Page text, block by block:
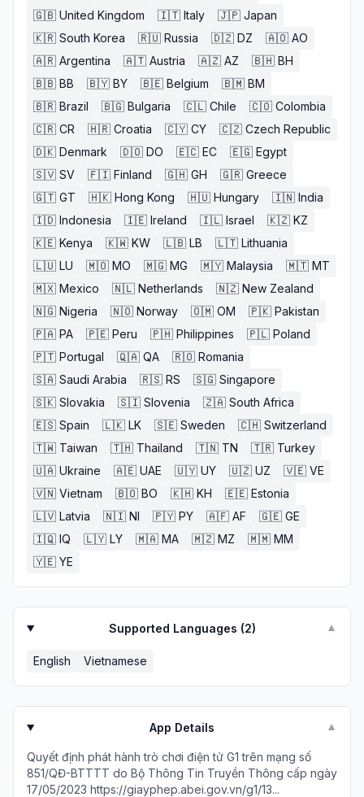
🇬🇧 United Kingdom 🇮🇹 Italy 🇯🇵 Japan
🇰🇷 South Korea 🇷🇺 Russia 🇩🇿 DZ 🇦🇴 AO
🇦🇷 Argentina 🇦🇹 Austria 🇦🇿 AZ 🇧🇭 BH
🇧🇧 BB 🇧🇾 BY 🇧🇪 Belgium 🇧🇲 BM
🇧🇷 Brazil 🇧🇬 Bulgaria 🇨🇱 Chile 🇨🇴 Colombia
🇨🇷 CR 🇭🇷 Croatia 🇨🇾 CY 🇨🇿 Czech Republic
🇩🇰 Denmark 🇩🇴 DO 🇪🇨 EC 🇪🇬 Egypt
🇸🇻 SV 🇫🇮 Finland 🇬🇭 GH 🇬🇷 Greece
🇬🇹 GT 🇭🇰 Hong Kong 🇭🇺 Hungary 🇮🇳 India
🇮🇩 Indonesia 🇮🇪 Ireland 🇮🇱 Israel 🇰🇿 KZ
🇰🇪 Kenya 🇰🇼 KW 🇱🇧 LB 🇱🇹 Lithuania
🇱🇺 LU 🇲🇴 MO 🇲🇬 MG 🇲🇾 Malaysia 🇲🇹 MT
🇲🇽 Mexico 🇳🇱 Netherlands 🇳🇿 New Zealand
🇳🇬 Nigeria 🇳🇴 Norway 🇴🇲 OM 🇵🇰 Pakistan
🇵🇦 PA 🇵🇪 Peru 🇵🇭 Philippines 🇵🇱 Poland
🇵🇹 Portugal 🇶🇦 QA 🇷🇴 Romania
🇸🇦 Saudi Arabia 🇷🇸 RS 🇸🇬 Singapore
🇸🇰 Slovakia 🇸🇮 Slovenia 🇿🇦 South Africa
🇪🇸 Spain 🇱🇰 LK 🇸🇪 Sweden 🇨🇭 Switzerland
🇹🇼 Taiwan 🇹🇭 Thailand 🇹🇳 TN 🇹🇷 Turkey
🇺🇦 Ukraine 🇦🇪 UAE 🇺🇾 UY 🇺🇿 UZ 🇻🇪 VE
🇻🇳 Vietnam 🇧🇴 BO 🇰🇭 KH 🇪🇪 Estonia
🇱🇻 Latvia 🇳🇮 NI 🇵🇾 PY 🇦🇫 AF 🇬🇪 GE
🇮🇶 IQ 🇱🇾 LY 🇲🇦 MA 🇲🇿 MZ 🇲🇲 MM
🇾🇪 YE
Supported Languages (2) ▼
English Vietnamese
App Details ▼
Quyết định phát hành trò chơi điện tử G1 trên mạng số
851/QĐ-BTTTT do Bộ Thông Tin Truyền Thông cấp ngày
17/05/2023 https://giayphep.abei.gov.vn/g1/13...